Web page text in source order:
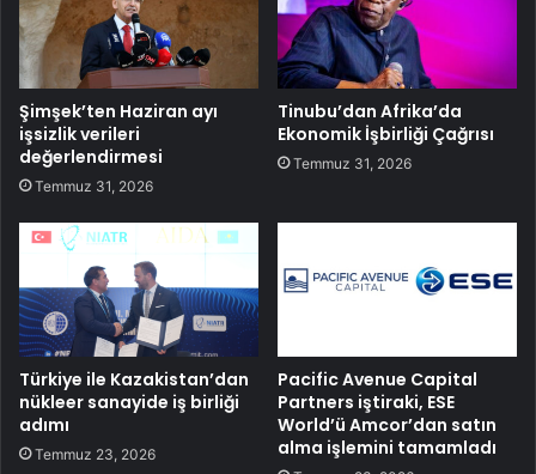
Şimşek’ten Haziran ayı
işsizlik verileri
değerlendirmesi
Temmuz 31, 2026
Tinubu’dan Afrika’da
Ekonomik İşbirliği Çağrısı
Temmuz 31, 2026
Türkiye ile Kazakistan’dan
nükleer sanayide iş birliği
adımı
Temmuz 23, 2026
Pacific Avenue Capital
Partners iştiraki, ESE
World’ü Amcor’dan satın
alma işlemini tamamladı